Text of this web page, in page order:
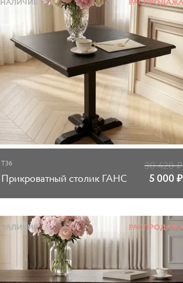
T36
Прикроватный столик ГАНС 5 000₽
30 420₽
НАЛИЧИЕ
НАЛИЧИЕ